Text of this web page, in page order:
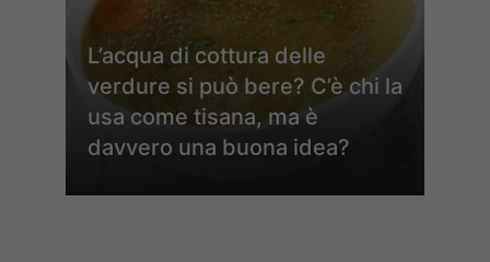
L’acqua di cottura delle
verdure si può bere? C’è chi la
usa come tisana, ma è
davvero una buona idea?